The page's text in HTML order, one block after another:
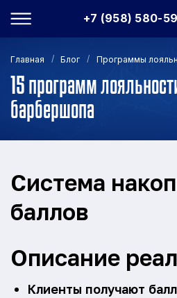
+7 (958) 580-
Главная / Блог / Программы
15 программ
барбершопа
Система
баллов
Описание
Клиенты получают